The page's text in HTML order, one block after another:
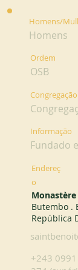
Homens/
Homens
Ordem
OSB
Informação
Fundado
Endereç
o
Butembo .
República
+243